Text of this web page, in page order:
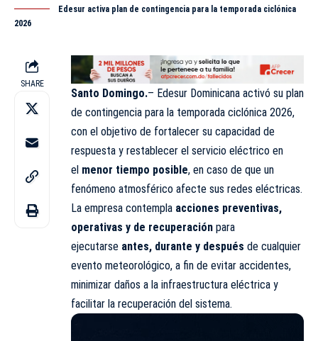
Edesur activa plan de contingencia para la temporada ciclónica
2026
SHARE
Santo Domingo.– Edesur Dominicana activó su plan
de contingencia para la temporada ciclónica 2026,
con el objetivo de fortalecer su capacidad de
respuesta y restablecer el servicio eléctrico en
el menor tiempo posible, en caso de que un
fenómeno atmosférico afecte sus redes eléctricas.
La empresa contempla acciones preventivas,
operativas y de recuperación para
ejecutarse antes, durante y después de cualquier
evento meteorológico, a fin de evitar accidentes,
minimizar daños a la infraestructura eléctrica y
facilitar la recuperación del sistema.